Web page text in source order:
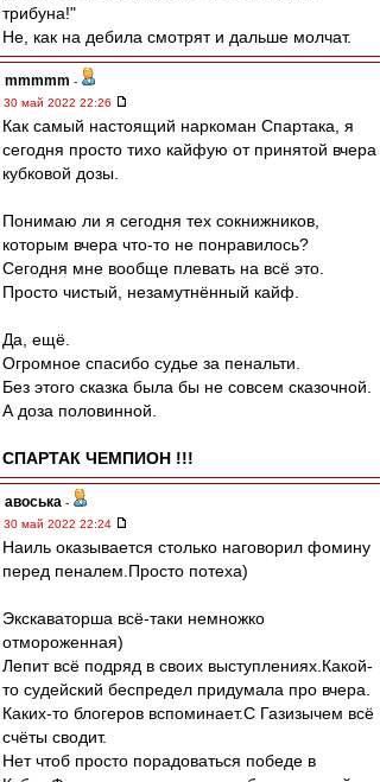
трибуна!"
Не, как на дебила смотрят и дальше молчат.
mmmmm -
30 май 2022 22:26
Как самый настоящий наркоман Спартака, я
сегодня просто тихо кайфую от принятой вчера
кубковой дозы.
Понимаю ли я сегодня тех сокнижников,
которым вчера что-то не понравилось?
Сегодня мне вообще плевать на всё это.
Просто чистый, незамутнённый кайф.
Да, ещё.
Огромное спасибо судье за пенальти.
Без этого сказка была бы не совсем сказочной.
А доза половинной.
СПАРТАК ЧЕМПИОН !!!
авоська -
30 май 2022 22:24
Наиль оказывается столько наговорил фомину
перед пеналем.Просто потеха)
Экскаваторша всё-таки немножко
отмороженная)
Лепит всё подряд в своих выступлениях.Какой-
то судейский беспредел придумала про вчера.
Каких-то блогеров вспоминает.С Газизычем всё
счёты сводит.
Нет чтоб просто порадоваться победе в